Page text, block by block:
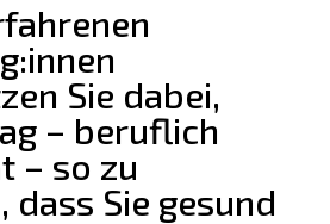
Sie dabei,
– beruflich
– so zu
dass Sie gesund